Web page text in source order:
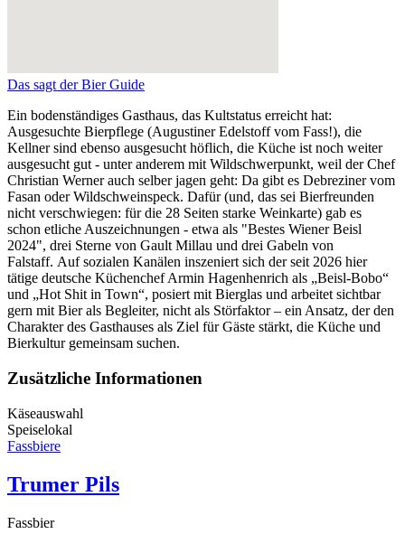
Das sagt der Bier Guide
Ein bodenständiges Gasthaus, das Kultstatus erreicht hat:
Ausgesuchte Bierpflege (Augustiner Edelstoff vom Fass!), die
Kellner sind ebenso ausgesucht höflich, die Küche ist noch weiter
ausgesucht gut - unter anderem mit Wildschwerpunkt, weil der Chef
Christian Werner auch selber jagen geht: Da gibt es Debreziner vom
Fasan oder Wildschweinspeck. Dafür (und, das sei Bierfreunden
nicht verschwiegen: für die 28 Seiten starke Weinkarte) gab es
schon etliche Auszeichnungen - etwa als "Bestes Wiener Beisl
2024", drei Sterne von Gault Millau und drei Gabeln von
Falstaff. Auf sozialen Kanälen inszeniert sich der seit 2026 hier
tätige deutsche Küchenchef Armin Hagenhenrich als „Beisl-Bobo“
und „Hot Shit in Town“, posiert mit Bierglas und arbeitet sichtbar
gern mit Bier als Begleiter, nicht als Störfaktor – ein Ansatz, der den
Charakter des Gasthauses als Ziel für Gäste stärkt, die Küche und
Bierkultur gemeinsam suchen.
Zusätzliche Informationen
Käseauswahl
Speiselokal
Fassbiere
Trumer Pils
Fassbier